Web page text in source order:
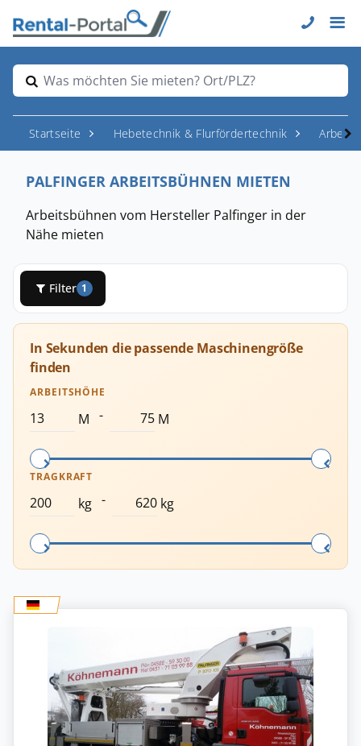
Was möchten Sie mieten? Ort/PLZ?
Startseite Hebetechnik & Flurfördertechnik
PALFINGER ARBEITSBÜHNEN MIETEN
Arbeitsbühnen vom Hersteller Palfinger in der
Nähe mieten
Filter 1
In Sekunden die passende Maschinengröße
finden
ARBEITSHÖHE
M - M
TRAGKRAFT
kg - kg